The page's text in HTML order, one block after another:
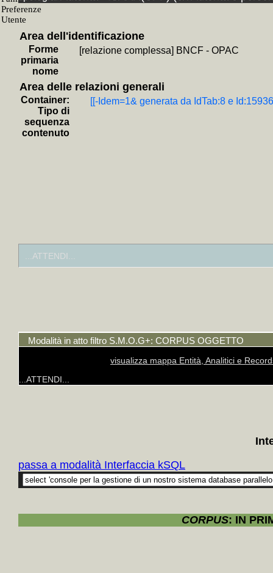
Area dell'identificazione
Forme
primaria
nome
[relazione complessa] BNCF - OPAC
Area delle relazioni generali
Container:
Tipo di
sequenza
contenuto
[[-Idem=1& generata da IdTab:8 e
...ATTENDI...
Modalità in atto filtro S.M.O.G+: CORPUS OGGETTO
visualizza mappa Entità, Analitici e
...ATTENDI...
passa a modalità Interfaccia kSQL
CORPUS: IN